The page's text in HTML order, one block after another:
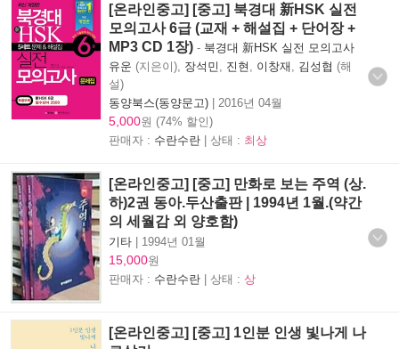
[온라인중고] [중고] 북경대 新HSK 실전
모의고사 6급 (교재 + 해설집 + 단어장 +
MP3 CD 1장) - 북경대 新HSK 실전 모의고사
유운 (지은이), 장석민 진현 이창재 김성협 (해
설)
동양북스(동양문고) | 2016년 04월
5,000원 (74% 할인)
판매자 : 수란수란 | 상태 : 최상
[온라인중고] [중고] 만화로 보는 주역 (상.
하)2권 동아.두산출판 | 1994년 1월.(약간
의 세월감 외 양호함)
기타 | 1994년 01월
15,000원
판매자 : 수란수란 | 상태 : 상
[온라인중고] [중고] 1인분 인생 빛나게 나